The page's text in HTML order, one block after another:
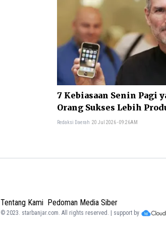
7 Kebiasaan Senin Pagi
Orang Sukses Lebih
Redaksi Daerah 20 Jul 2026 - 09:26AM
Tentang Kami Pedoman Media Siber
© 2023. starbanjar.com. All rights reserved. | support by